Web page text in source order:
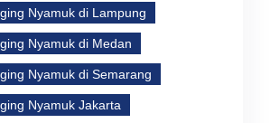
Nyamuk di Lampung
Nyamuk di Medan
Nyamuk di Semarang
Nyamuk Jakarta